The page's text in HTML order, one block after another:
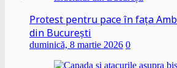
Protest pentru pace în fața
din București
duminică, 8 martie 2026 0